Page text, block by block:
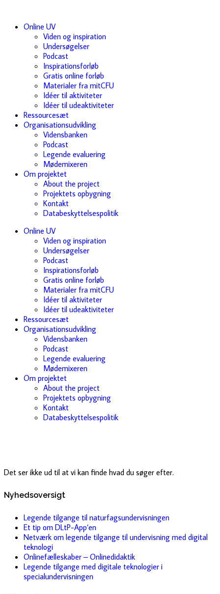
Online UV
Viden og inspiration
Undersøgelser
Podcast
Inspirationsforløb
Gratis online forløb
Materialer fra mitCFU
Idéer til aktiviteter
Idéer til udeaktiviteter
Ressourcesæt
Organisationsudvikling
Vidensbanken
Podcast
Legende evaluering
Mødemixeren
Om projektet
About the project
Projektets opbygning
Kontakt
Databeskyttelsespolitik
Online UV
Viden og inspiration
Undersøgelser
Podcast
Inspirationsforløb
Gratis online forløb
Materialer fra mitCFU
Idéer til aktiviteter
Idéer til udeaktiviteter
Ressourcesæt
Organisationsudvikling
Vidensbanken
Podcast
Legende evaluering
Mødemixeren
Om projektet
About the project
Projektets opbygning
Kontakt
Databeskyttelsespolitik
Det ser ikke ud til at vi kan finde hvad du søger efter.
Nyhedsoversigt
Legende tilgange til naturfagsundervisningen
Et tip om DLtP-App’en
Netværk om legende tilgange til undervisning med digital
teknologi
Onlinefælleskaber – Onlinedidaktik
Legende tilgange med digitale teknologier i
specialundervisningen